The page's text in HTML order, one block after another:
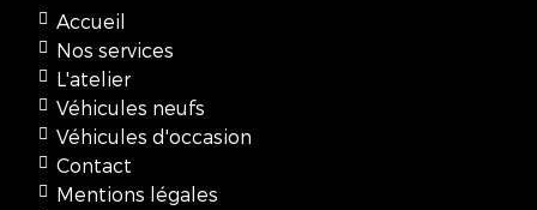
Accueil
Nos services
L'atelier
Véhicules neufs
Véhicules d'occasion
Contact
Mentions légales